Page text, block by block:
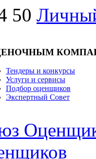
50
Тендеры и конкурсы
Услуги и сервисы
Подбор оценщиков
Экспертный Совет